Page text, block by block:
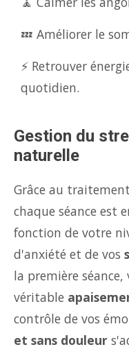
💤 Améliorer le
⚡ Retrouver
quotidien.
Gestion du
naturelle
Grâce au
chaque séance est
fonction de votre
d'anxiété et de vos
la première
véritable
contrôle de vos
et sans douleur